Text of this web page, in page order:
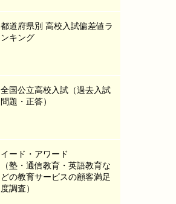
都道府県別 高校入試偏差値ラ
ンキング
全国公立高校入試（過去入試
問題・正答）
イード・アワード
（塾・通信教育・英語教育な
どの教育サービスの顧客満足
度調査）